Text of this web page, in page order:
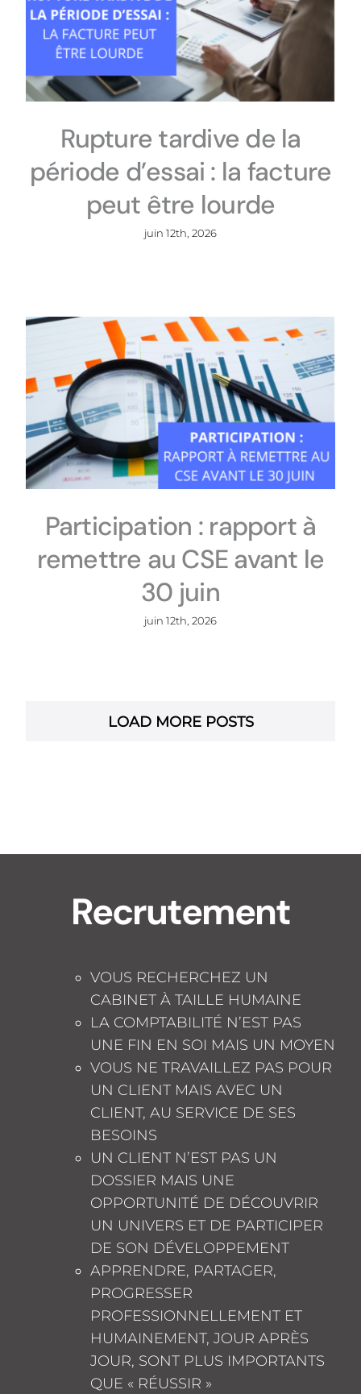
Rupture tardive de la
période d’essai : la facture
peut être lourde
juin 12th, 2026
Participation : rapport à
remettre au CSE avant le
30 juin
juin 12th, 2026
LOAD MORE POSTS
Recrutement
VOUS RECHERCHEZ UN
CABINET À TAILLE HUMAINE
LA COMPTABILITÉ N’EST PAS
UNE FIN EN SOI MAIS UN MOYEN
VOUS NE TRAVAILLEZ PAS POUR
UN CLIENT MAIS AVEC UN
CLIENT, AU SERVICE DE SES
BESOINS
UN CLIENT N’EST PAS UN
DOSSIER MAIS UNE
OPPORTUNITÉ DE DÉCOUVRIR
UN UNIVERS ET DE PARTICIPER
DE SON DÉVELOPPEMENT
APPRENDRE, PARTAGER,
PROGRESSER
PROFESSIONNELLEMENT ET
HUMAINEMENT, JOUR APRÈS
JOUR, SONT PLUS IMPORTANTS
QUE « RÉUSSIR »